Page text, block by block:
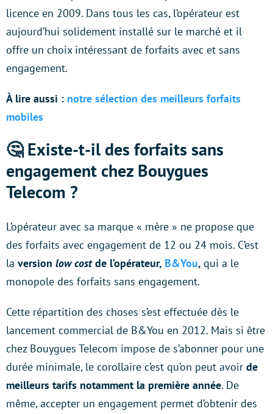
licence en 2009. Dans tous les cas, l’opérateur est
aujourd’hui solidement installé sur le marché et il
offre un choix intéressant de forfaits avec et sans
engagement.
À lire aussi : notre sélection des meilleurs forfaits
mobiles
🤔 Existe-t-il des forfaits sans
engagement chez Bouygues
Telecom ?
L’opérateur avec sa marque « mère » ne propose que
des forfaits avec engagement de 12 ou 24 mois. C’est
la version low costde l’opérateur, B&You, qui a le
monopole des forfaits sans engagement.
Cette répartition des choses s’est effectuée dès le
lancement commercial de B&You en 2012. Mais si être
chez Bouygues Telecom impose de s’abonner pour une
durée minimale, le corollaire c’est qu’on peut avoir de
meilleurs tarifs notamment la première année. De
même, accepter un engagement permet d’obtenir des